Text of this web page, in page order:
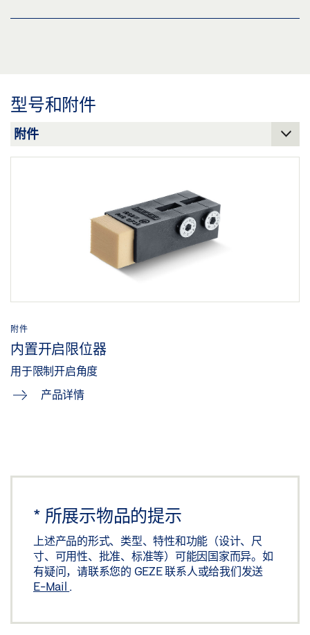
滚轮导轨 GEZE SLIMDRIVE EMD / EMD-F
下载 (.PDF | 2 MB)
分享
型号和附件
附件
内置开启限位器
用于限制开启角度
产品详情
* 所展示物品的提示
上述产品的形式、类型、特性和功能（设计、尺
寸、可用性、批准、标准等）可能因国家而异。如
有疑问，请联系您的 GEZE 联系人或给我们发送
E-Mail